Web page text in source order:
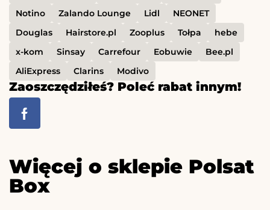
Notino
Zalando Lounge Lidl
NEONET
Douglas
Hairstore.pl Zooplus Tołpa
hebe
x-kom
Sinsay Carrefour Eobuwie
Bee.pl
AliExpress
Clarins Modivo
Zaoszczędziłeś? Poleć rabat innym!
Więcej o sklepie Polsat
Box